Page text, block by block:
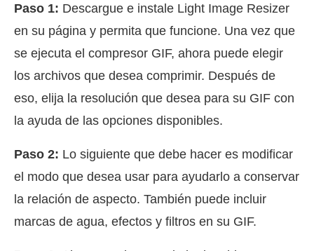
Paso 1: Descargue e instale Light Image Resizer
en su página y permita que funcione. Una vez que
se ejecuta el compresor GIF, ahora puede elegir
los archivos que desea comprimir. Después de
eso, elija la resolución que desea para su GIF con
la ayuda de las opciones disponibles.
Paso 2: Lo siguiente que debe hacer es modificar
el modo que desea usar para ayudarlo a conservar
la relación de aspecto. También puede incluir
marcas de agua, efectos y filtros en su GIF.